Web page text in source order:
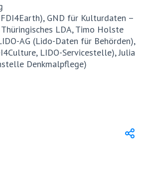
GND für Kulturdaten –
LDA, Timo Holste
AG (Lido-Daten für Behörden),
LIDO-Servicestelle), Julia
Denkmalpflege)